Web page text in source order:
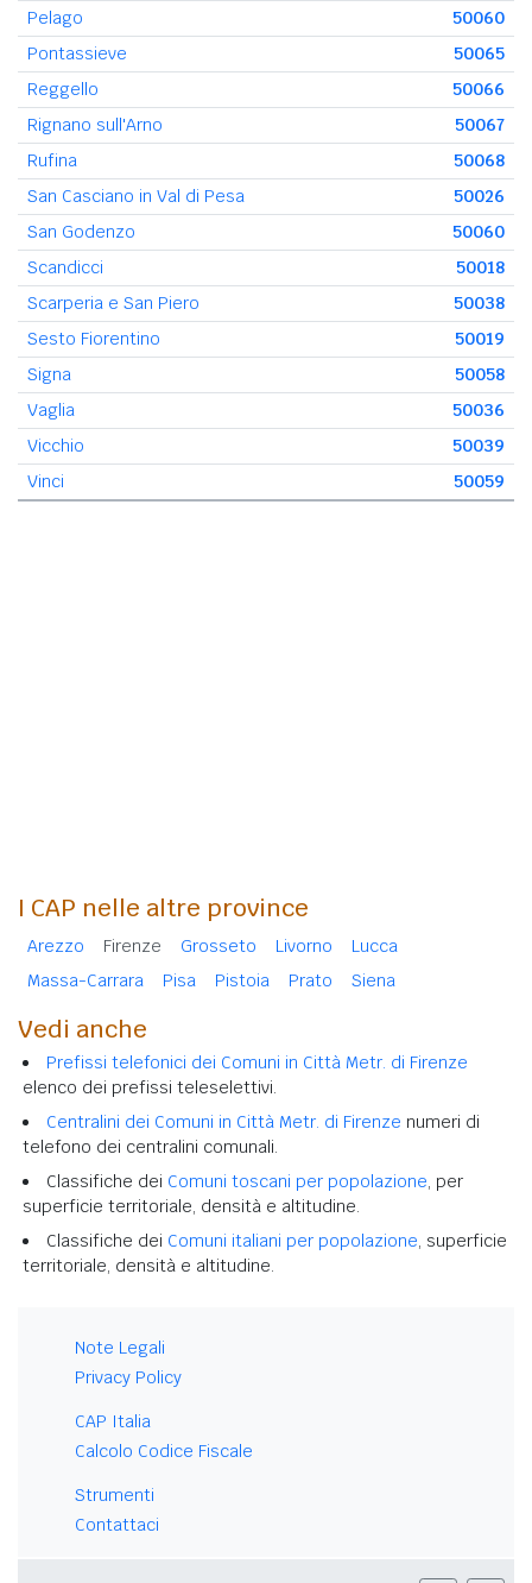
Pelago
50060
Pontassieve
50065
Reggello
50066
Rignano sull'Arno
50067
Rufina
50068
San Casciano in Val di Pesa
50026
San Godenzo
50060
Scandicci
50018
Scarperia e San Piero
50038
Sesto Fiorentino
50019
Signa
50058
Vaglia
50036
Vicchio
50039
Vinci
50059
I CAP nelle altre province
Arezzo Firenze Grosseto Livorno
Lucca
Massa-Carrara
Pisa Pistoia Prato Siena
Vedi anche
Prefissi telefonici dei Comuni in Città Metr. di Firenze
elenco dei prefissi teleselettivi.
Centralini dei Comuni in Città Metr. di Firenze numeri di
telefono dei centralini comunali.
Classifiche dei Comuni toscani per popolazione, per
superficie territoriale, densità e altitudine.
Classifiche dei Comuni italiani per popolazione, superficie
territoriale, densità e altitudine.
Note Legali
Privacy Policy
CAP Italia
Calcolo Codice Fiscale
Strumenti
Contattaci